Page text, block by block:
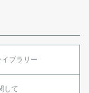
ブラリー
して